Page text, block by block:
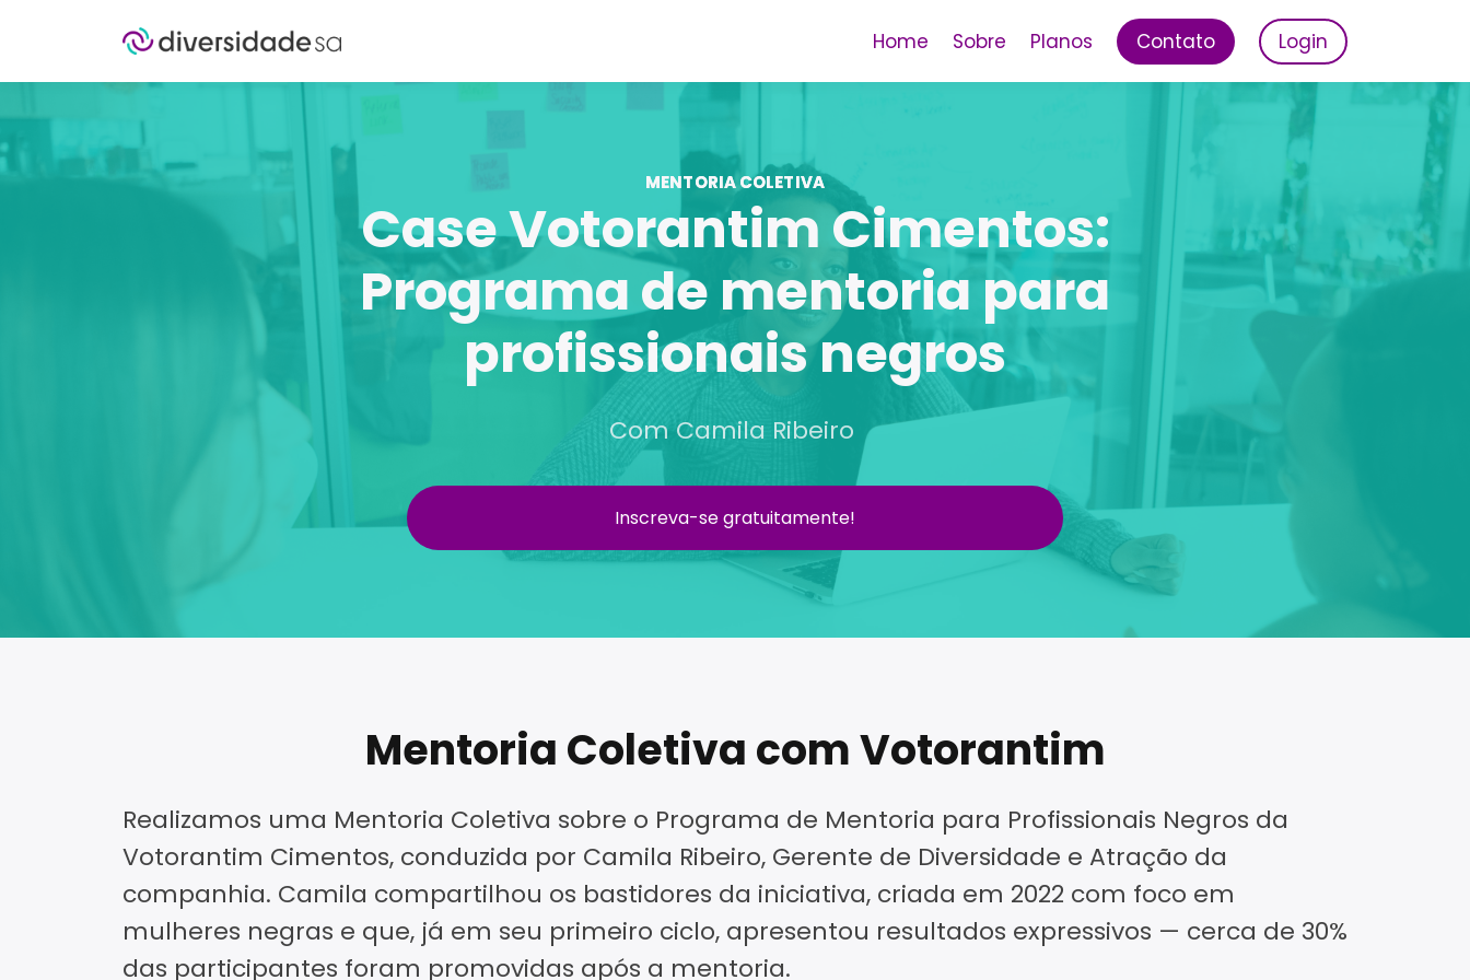
Home Sobre Planos Contato Login
MENTORIA COLETIVA
Case Votorantim Cimentos:
Programa de mentoria para
profissionais negros
Com Camila Ribeiro
Inscreva-se gratuitamente!
Mentoria Coletiva com Votorantim
Realizamos uma Mentoria Coletiva sobre o Programa de Mentoria para Profissionais Negros da
Votorantim Cimentos, conduzida por Camila Ribeiro, Gerente de Diversidade e Atração da
companhia. Camila compartilhou os bastidores da iniciativa, criada em 2022 com foco em
mulheres negras e que, já em seu primeiro ciclo, apresentou resultados expressivos — cerca de 30%
das participantes foram promovidas após a mentoria.